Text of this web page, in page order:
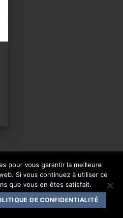
Live |Mentions légales
pour vous garantir la meilleure
Si vous continuez à utiliser ce
que vous en êtes satisfait.
DE CONFIDENTIALITÉ